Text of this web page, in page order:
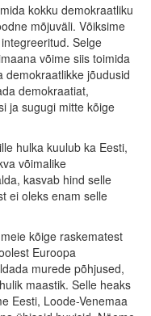
kokku demokraatliku
mõjuväli. Võiksime
Selge
võime siis toimida
demokraatlikke jõudusid
demokraatiat,
ja sugugi mitte kõige
hulka kuulub ka Eesti,
võimalike
kasvab hind selle
ei oleks enam selle
kõige raskematest
Euroopa
murede põhjused,
maastik. Selle heaks
Eesti, Loode-Venemaa